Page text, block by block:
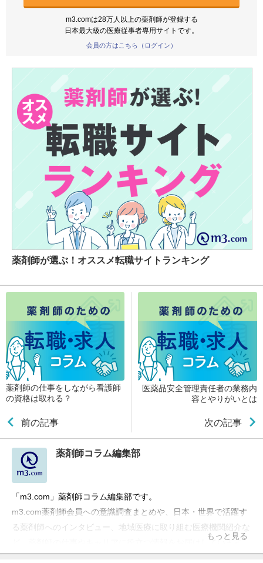
m3.comは28万人以上の薬剤師が登録する
日本最大級の医療従事者専用サイトです。
会員の方はこちら（ログイン）
薬剤師が選ぶ！オススメ転職サイトランキング
薬剤師の仕事をしながら看護師
の資格は取れる？
前の記事
医薬品安全管理責任者の業務内
容とやりがいとは
次の記事
薬剤師コラム編集部
「m3.com」薬剤師コラム編集部です。
m3.com薬剤師会員への意識調査まとめや、日本・世界で活躍す
る薬剤師へのインタビュー、地域医療に取り組む医療機関紹介な
ど、薬剤師の仕事やキャリアに役立つ情報をお届けしています。
もっと見る